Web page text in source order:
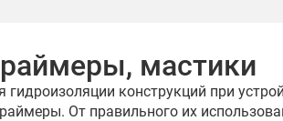
мастики
гидроизоляции конструкций при
От правильного их